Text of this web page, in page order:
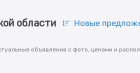
области Новые
объявления с фото, ценами и